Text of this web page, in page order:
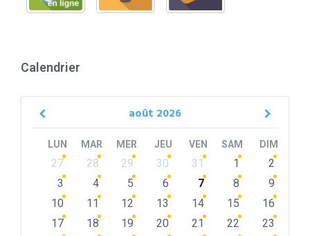
Calendrier
août 2026
Previous
LUN MAR MER JEU VEN SAM DIM
Skip
calendar
27 28 29 30 31 1
2
3
4 5 6 7 8
9
10
11 12 13 14 15
16
17
18 19 20 21 22
23